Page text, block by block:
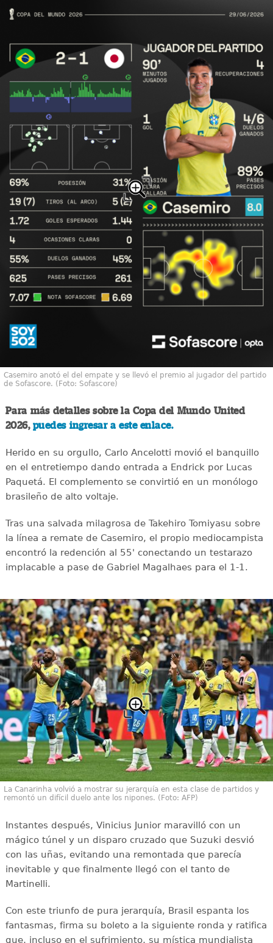
Casemiro anotó el del empate y se llevó el premio al jugador del partido
de Sofascore. (Foto: Sofascore)
Para más detalles sobre la Copa del Mundo United
2026,puedes ingresar a este enlace.
Herido en su orgullo, Carlo Ancelotti movió el banquillo
en el entretiempo dando entrada a Endrick por Lucas
Paquetá. El complemento se convirtió en un monólogo
brasileño de alto voltaje.
Tras una salvada milagrosa de Takehiro Tomiyasu sobre
la línea a remate de Casemiro, el propio mediocampista
encontró la redención al 55' conectando un testarazo
implacable a pase de Gabriel Magalhaes para el 1-1.
La Canarinha volvió a mostrar su jerarquía en esta clase de partidos y
remontó un difícil duelo ante los nipones. (Foto: AFP)
Instantes después, Vinicius Junior maravilló con un
mágico túnel y un disparo cruzado que Suzuki desvió
con las uñas, evitando una remontada que parecía
inevitable y que finalmente llegó con el tanto de
Martinelli.
Con este triunfo de pura jerarquía, Brasil espanta los
fantasmas, firma su boleto a la siguiente ronda y ratifica
que, incluso en el sufrimiento, su mística mundialista